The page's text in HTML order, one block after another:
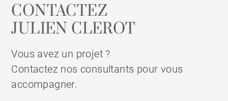
CONTACTEZ
JULIEN CLEROT
Vous avez un projet ?
Contactez nos consultants pour vous
accompagner.